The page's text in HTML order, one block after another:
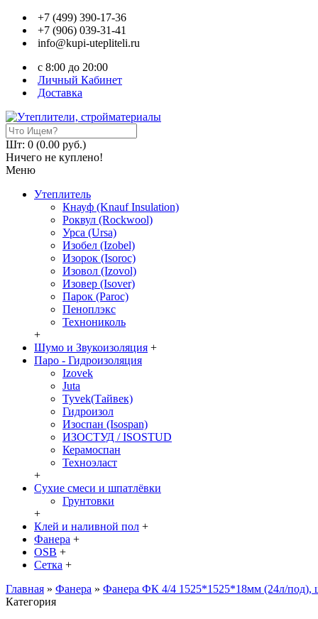
+7 (499) 390-17-36
+7 (906) 039-31-41
info@kupi-utepliteli.ru
c 8:00 до 20:00
Личный Кабинет
Доставка
Шт: 0 (0.00 руб.)
Ничего не куплено!
Меню
Утеплитель
Кнауф (Knauf Insulation)
Роквул (Rockwool)
Урса (Ursa)
Изобел (Izobel)
Изорок (Isoroc)
Изовол (Izovol)
Изовер (Isover)
Парок (Paroс)
Пеноплэкс
Технониколь
+
Шумо и Звукоизоляция +
Паро - Гидроизоляция
Izovek
Juta
Tyvek(Тайвек)
Гидроизол
Изоспан (Isospan)
ИЗОСТУД / ISOSTUD
Керамоспан
Техноэласт
+
Сухие смеси и шпатлёвки
Грунтовки
+
Клей и наливной пол +
Фанера +
OSB +
Сетка +
Главная » Фанера » Фанера ФК 4/4 1525*1525*18мм (24л/под),
Категория